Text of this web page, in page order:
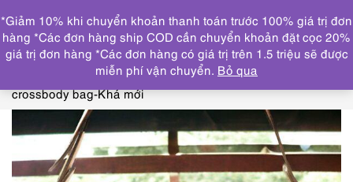
DANH MỤC
Trang chủ THƯƠNG HIỆU NỔI BẬT
OTHERS
4337-Túi đeo chéo-BOX 21 Japan leather
crossbody bag-Khá mới
*Giảm 10% khi chuyển khoản thanh toán trước 100% giá trị đơn
hàng *Các đơn hàng ship COD cần chuyển khoản đặt cọc 20%
giá trị đơn hàng *Các đơn hàng có giá trị trên 1.5 triệu sẽ được
miễn phí vận chuyển. Bỏ qua